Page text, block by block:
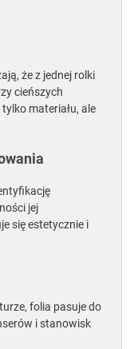
że z jednej rolki
cieńszych
materiału, ale
jej
się estetycznie i
folia pasuje do
i stanowisk